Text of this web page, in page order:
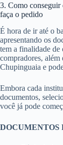
3. Como
faça o pedido
É hora de ir até o
apresentando os
tem a finalidade de
compradores,
Chupinguaia e
Embora cada
documentos,
você já pode
DOCUMENTOS